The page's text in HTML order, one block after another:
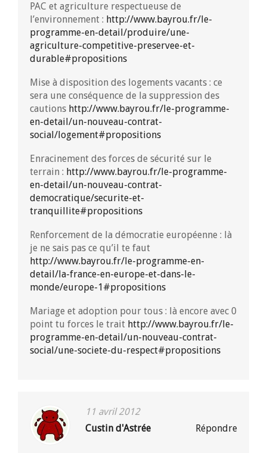
PAC et agriculture respectueuse de
l’environnement : http://www.bayrou.fr/le-
programme-en-detail/produire/une-
agriculture-competitive-preservee-et-
durable#propositions
Mise à disposition des logements vacants : ce
sera une conséquence de la suppression des
cautions http://www.bayrou.fr/le-programme-
en-detail/un-nouveau-contrat-
social/logement#propositions
Enracinement des forces de sécurité sur le
terrain : http://www.bayrou.fr/le-programme-
en-detail/un-nouveau-contrat-
democratique/securite-et-
tranquillite#propositions
Renforcement de la démocratie européenne : là
je ne sais pas ce qu’il te faut
http://www.bayrou.fr/le-programme-en-
detail/la-france-en-europe-et-dans-le-
monde/europe-1#propositions
Mariage et adoption pour tous : là encore avec 0
point tu forces le trait http://www.bayrou.fr/le-
programme-en-detail/un-nouveau-contrat-
social/une-societe-du-respect#propositions
11 avril 2012
Custin d'Astrée
Répondre